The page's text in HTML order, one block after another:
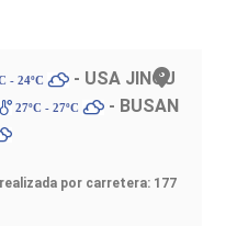
- 24ºC
- USA JINGU
27ºC - 27ºC - BUSAN
por carretera: 177